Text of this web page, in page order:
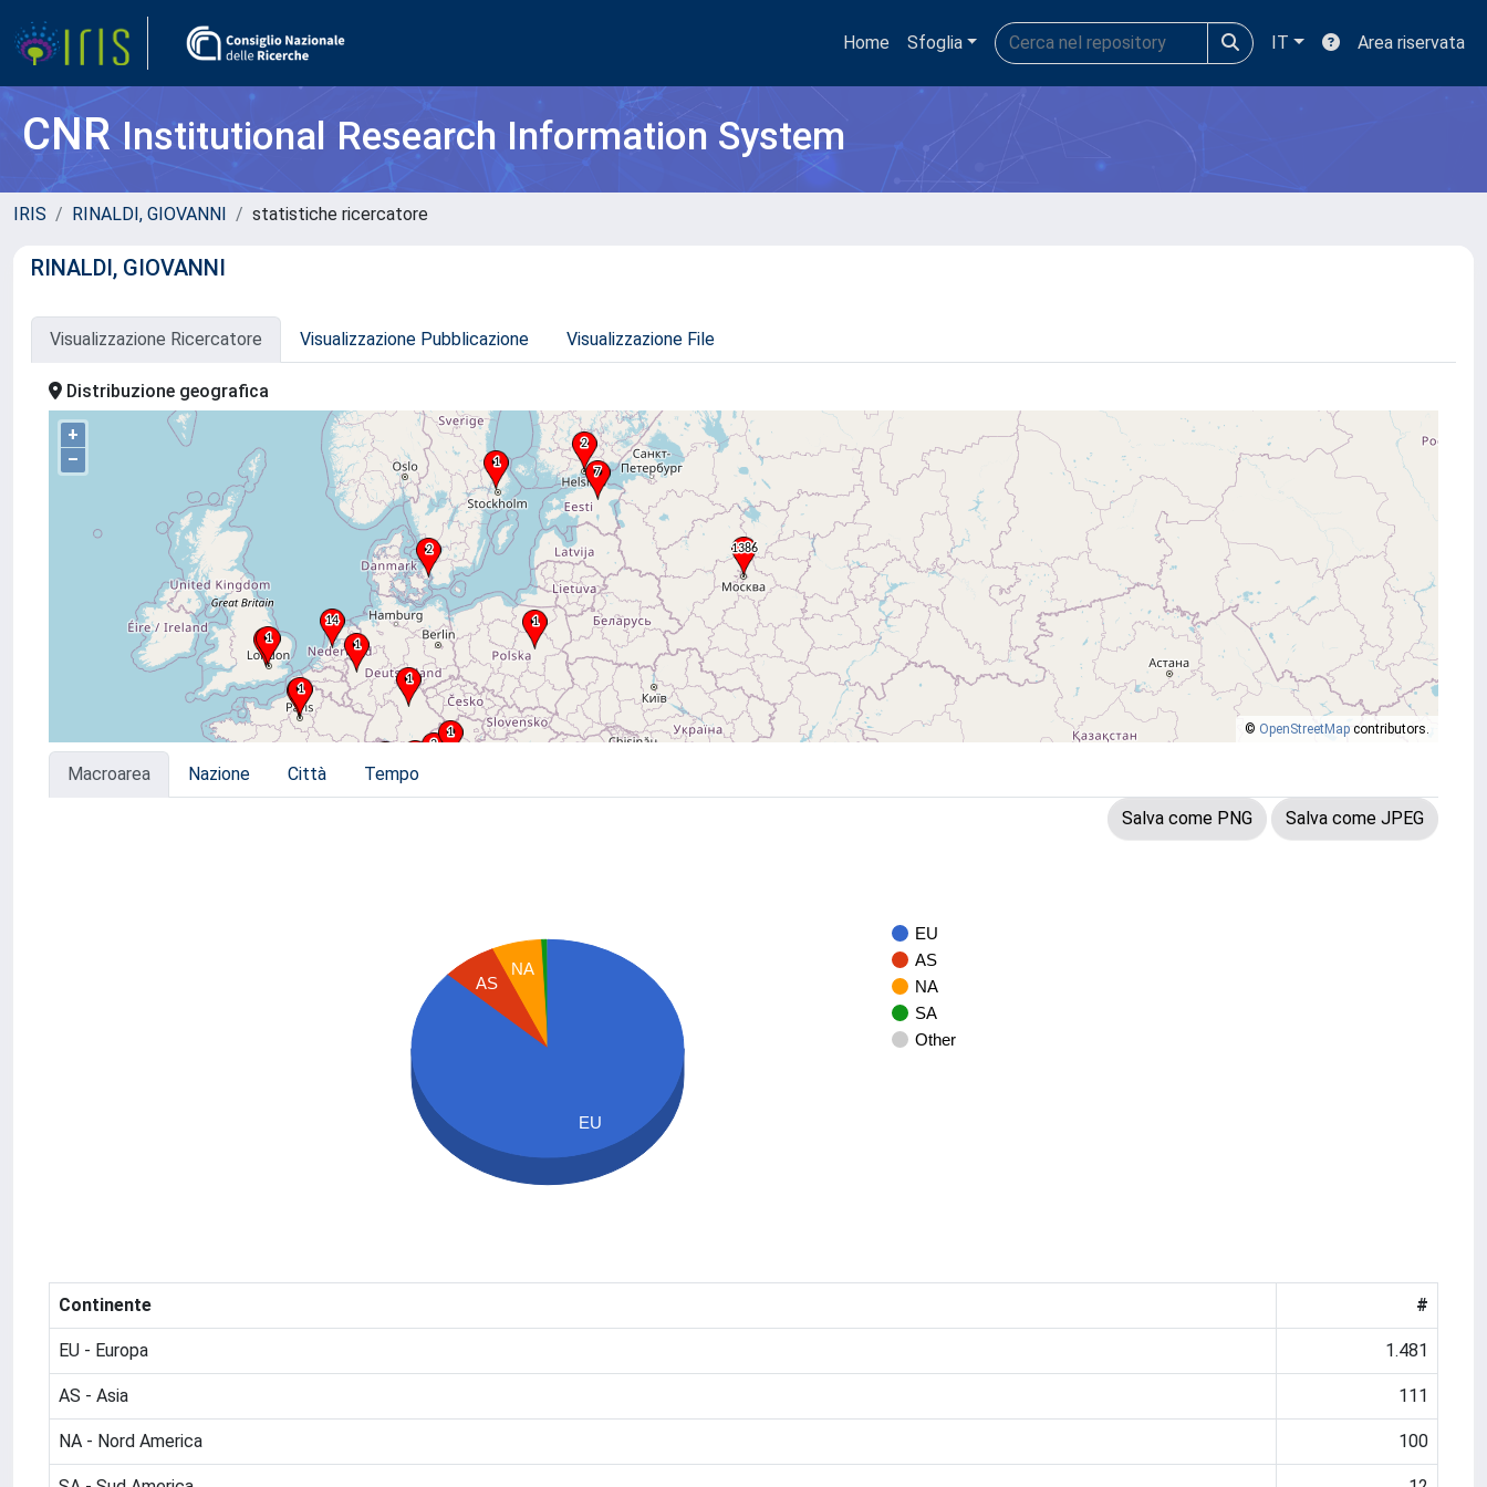
Home Sfoglia IT Area riservata
CNRInstitutional Research Information System
IRIS RINALDI, GIOVANNI statistiche ricercatore
RINALDI, GIOVANNI
Visualizzazione Ricercatore Visualizzazione Pubblicazione Visualizzazione File
Distribuzione geografica
+
–
© OpenStreetMap contributors.
Macroarea Nazione Città Tempo
Salva come PNG Salva come JPEG
EU
AS
NA
SA
Other
NA
AS
EU
Continente #
EU - Europa 1.481
AS - Asia 111
NA - Nord America 100